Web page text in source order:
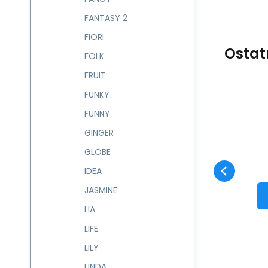
224429
FANTASY 2
FIORI
FOLK
FRUIT
FUNKY
FUNNY
GINGER
GLOBE
IDEA
JASMINE
LIA
LIFE
LILY